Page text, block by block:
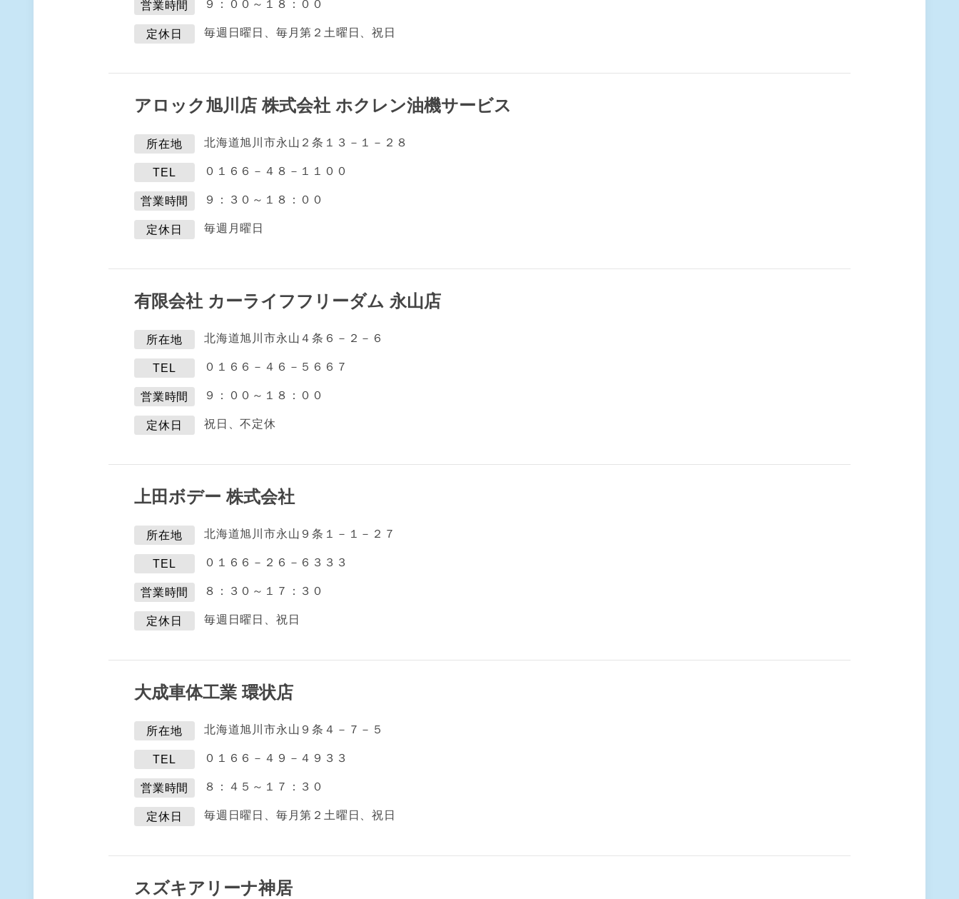
営業時間 ９：００～１８：００
定休日 毎週日曜日、毎月第２土曜日、祝日
アロック旭川店 株式会社 ホクレン油機サービス
所在地 北海道旭川市永山２条１３－１－２８
TEL ０１６６－４８－１１００
営業時間 ９：３０～１８：００
定休日 毎週月曜日
有限会社 カーライフフリーダム 永山店
所在地 北海道旭川市永山４条６－２－６
TEL ０１６６－４６－５６６７
営業時間 ９：００～１８：００
定休日 祝日、不定休
上田ボデー 株式会社
所在地 北海道旭川市永山９条１－１－２７
TEL ０１６６－２６－６３３３
営業時間 ８：３０～１７：３０
定休日 毎週日曜日、祝日
大成車体工業 環状店
所在地 北海道旭川市永山９条４－７－５
TEL ０１６６－４９－４９３３
営業時間 ８：４５～１７：３０
定休日 毎週日曜日、毎月第２土曜日、祝日
スズキアリーナ神居